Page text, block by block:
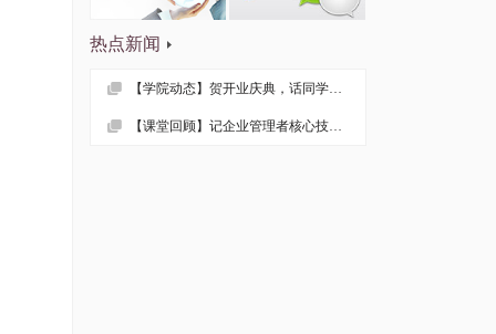
热点新闻
【学院动态】贺开业庆典，话同学情谊 —— 记江西财大EMBA总裁53班疫情后首次班级活动
【课堂回顾】记企业管理者核心技能课程——《领导力与自我修炼》